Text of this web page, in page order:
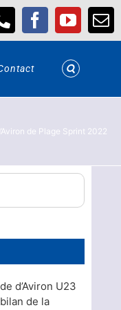
Téléphone
Facebook
de Plage Sprint 2022
d’Aviron U23
de la